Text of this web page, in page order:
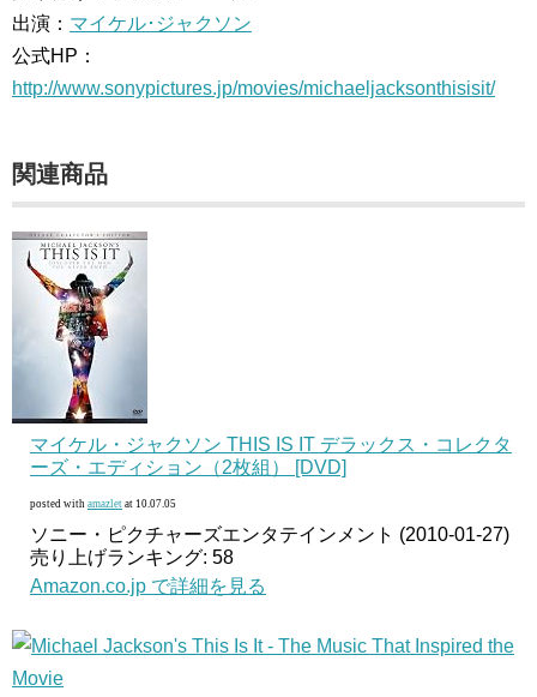
出演： マイケル･ジャクソン
公式HP：
http://www.sonypictures.jp/movies/michaeljacksonthisisit/
関連商品
マイケル・ジャクソン THIS IS IT デラックス・コレクタ
ーズ・エディション（2枚組） [DVD]
posted with amazlet at 10.07.05
ソニー・ピクチャーズエンタテインメント (2010-01-27)
売り上げランキング: 58
Amazon.co.jp で詳細を見る